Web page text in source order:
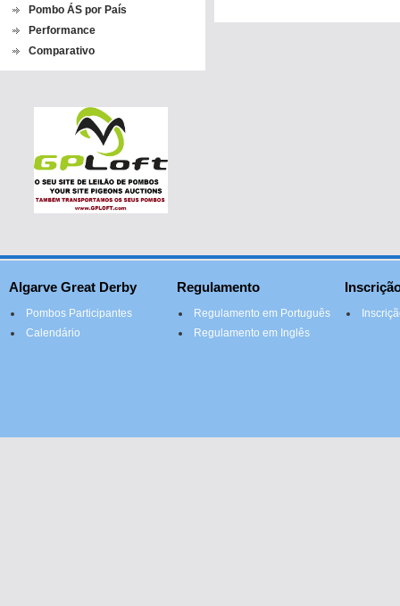
Pombo ÁS por País
Performance
Comparativo
Algarve Great Derby
Pombos Participantes
Calendário
Regulamento
Regulamento em Português
Regulamento em Inglês